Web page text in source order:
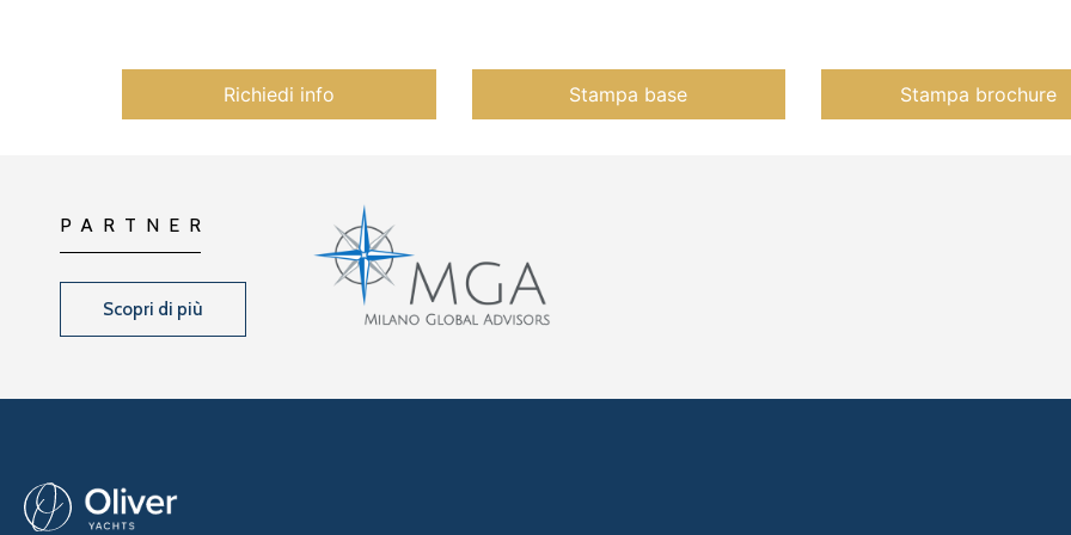
Richiedi info Stampa base Stampa brochure
PARTNER
Scopri di più